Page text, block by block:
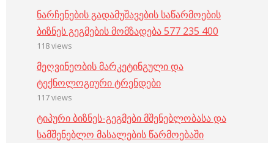
ნარჩენების გადამუშავების საწარმოების
ბიზნეს გეგმების მომზადება 577 235 400
118 views
მეღვინეობის მარკეტინგული და
ტექნოლოგიური ტრენდები
117 views
ტიპური ბიზნეს-გეგმები მშენებლობასა და
სამშენებლო მასალების წარმოებაში